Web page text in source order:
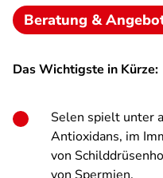
Beratung &
Das Wichtigste in Kürze:
Selen spielt unter
Antioxidans, im
von